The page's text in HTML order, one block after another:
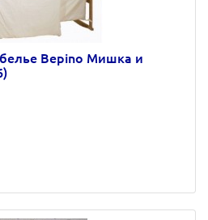
Bepino Мишка и